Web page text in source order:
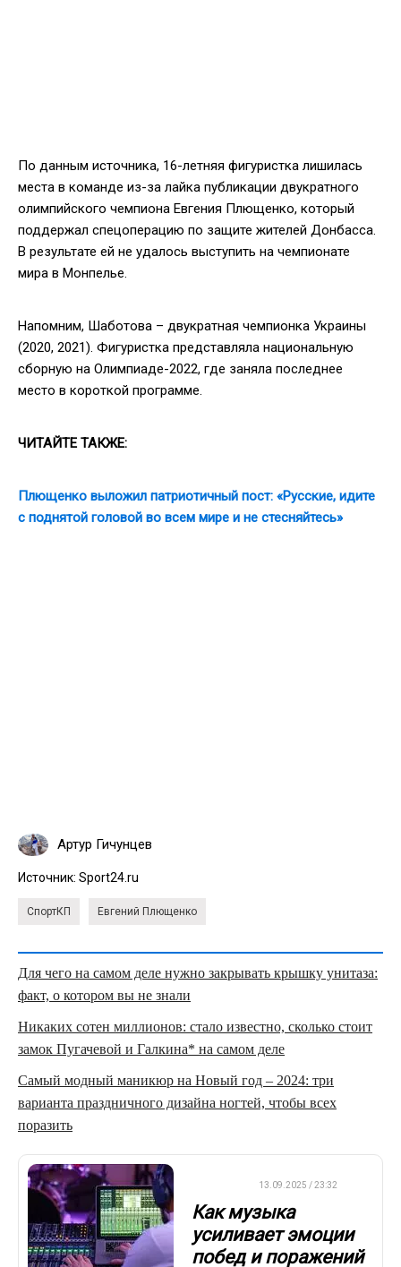
По данным источника, 16-летняя фигуристка лишилась
места в команде из-за лайка публикации двукратного
олимпийского чемпиона Евгения Плющенко, который
поддержал спецоперацию по защите жителей Донбасса.
В результате ей не удалось выступить на чемпионате
мира в Монпелье.
Напомним, Шаботова – двукратная чемпионка Украины
(2020, 2021). Фигуристка представляла национальную
сборную на Олимпиаде-2022, где заняла последнее
место в короткой программе.
ЧИТАЙТЕ ТАКЖЕ:
Плющенко выложил патриотичный пост: «Русские, идите
с поднятой головой во всем мире и не стесняйтесь»
Артур Гичунцев
Источник: Sport24.ru
СпортКП Евгений Плющенко
Для чего на самом деле нужно закрывать крышку унитаза:
факт, о котором вы не знали
Никаких сотен миллионов: стало известно, сколько стоит
замок Пугачевой и Галкина* на самом деле
Самый модный маникюр на Новый год – 2024: три
варианта праздничного дизайна ногтей, чтобы всех
поразить
13.09.2025 / 23:32
Как музыка
усиливает эмоции
побед и поражений